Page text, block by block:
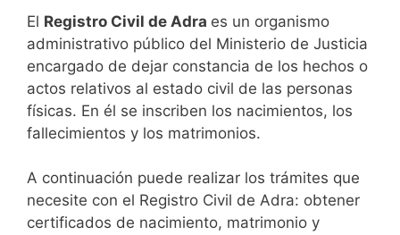
El Registro Civil de Adra es un organismo
administrativo público del Ministerio de Justicia
encargado de dejar constancia de los hechos o
actos relativos al estado civil de las personas
físicas. En él se inscriben los nacimientos, los
fallecimientos y los matrimonios.
A continuación puede realizar los trámites que
necesite con el Registro Civil de Adra: obtener
certificados de nacimiento, matrimonio y